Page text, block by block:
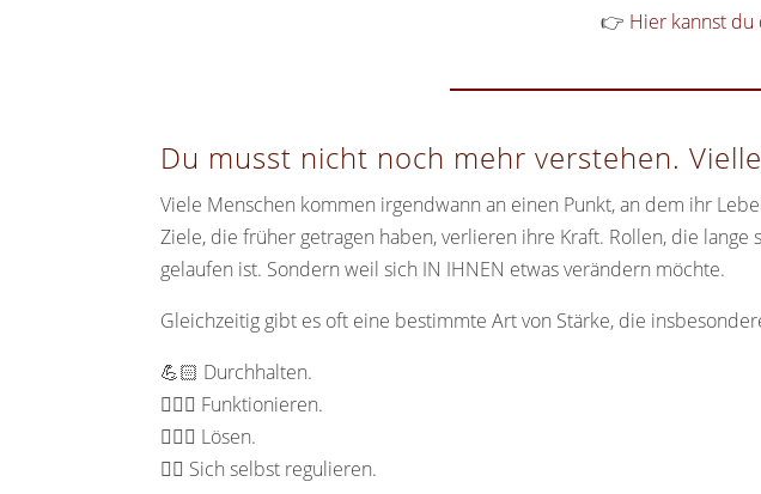
👉 Hier kannst du
Du musst nicht noch mehr verstehen.
Viele Menschen kommen irgendwann an einen Punkt, an dem ihr
Ziele, die früher getragen haben, verlieren ihre Kraft. Rollen, die
gelaufen ist. Sondern weil sich IN IHNEN etwas verändern möchte.
Gleichzeitig gibt es oft eine bestimmte Art von Stärke, die
💪🏻 Durchhalten.
🤹🏻‍♂️ Funktionieren.
🦸🏻‍♀️ Lösen.
😮‍💨 Sich selbst regulieren.